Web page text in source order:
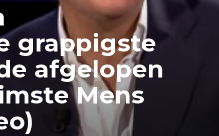
grappigste
afgelopen
Mens